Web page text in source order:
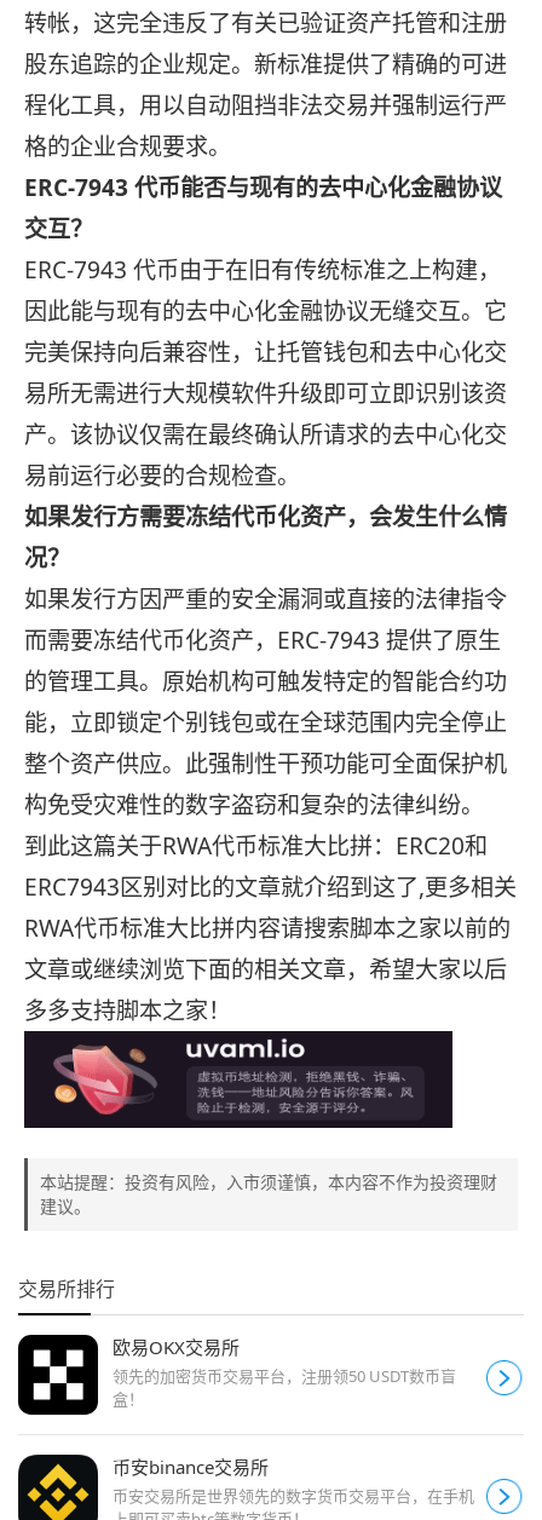
转帐，这完全违反了有关已验证资产托管和注册
股东追踪的企业规定。新标准提供了精确的可进
程化工具，用以自动阻挡非法交易并强制运行严
格的企业合规要求。
ERC-7943 代币能否与现有的去中心化金融协议
交互？
ERC-7943 代币由于在旧有传统标准之上构建，
因此能与现有的去中心化金融协议无缝交互。它
完美保持向后兼容性，让托管钱包和去中心化交
易所无需进行大规模软件升级即可立即识别该资
产。该协议仅需在最终确认所请求的去中心化交
易前运行必要的合规检查。
如果发行方需要冻结代币化资产，会发生什么情
况？
如果发行方因严重的安全漏洞或直接的法律指令
而需要冻结代币化资产，ERC-7943 提供了原生
的管理工具。原始机构可触发特定的智能合约功
能，立即锁定个别钱包或在全球范围内完全停止
整个资产供应。此强制性干预功能可全面保护机
构免受灾难性的数字盗窃和复杂的法律纠纷。
到此这篇关于RWA代币标准大比拼：ERC20和
ERC7943区别对比的文章就介绍到这了,更多相关
RWA代币标准大比拼内容请搜索脚本之家以前的
文章或继续浏览下面的相关文章，希望大家以后
多多支持脚本之家！
本站提醒：投资有风险，入市须谨慎，本内容不作为投资理财
建议。
交易所排行
欧易OKX交易所
领先的加密货币交易平台，注册领50 USDT数币盲
盒！
币安binance交易所
币安交易所是世界领先的数字货币交易平台，在手机